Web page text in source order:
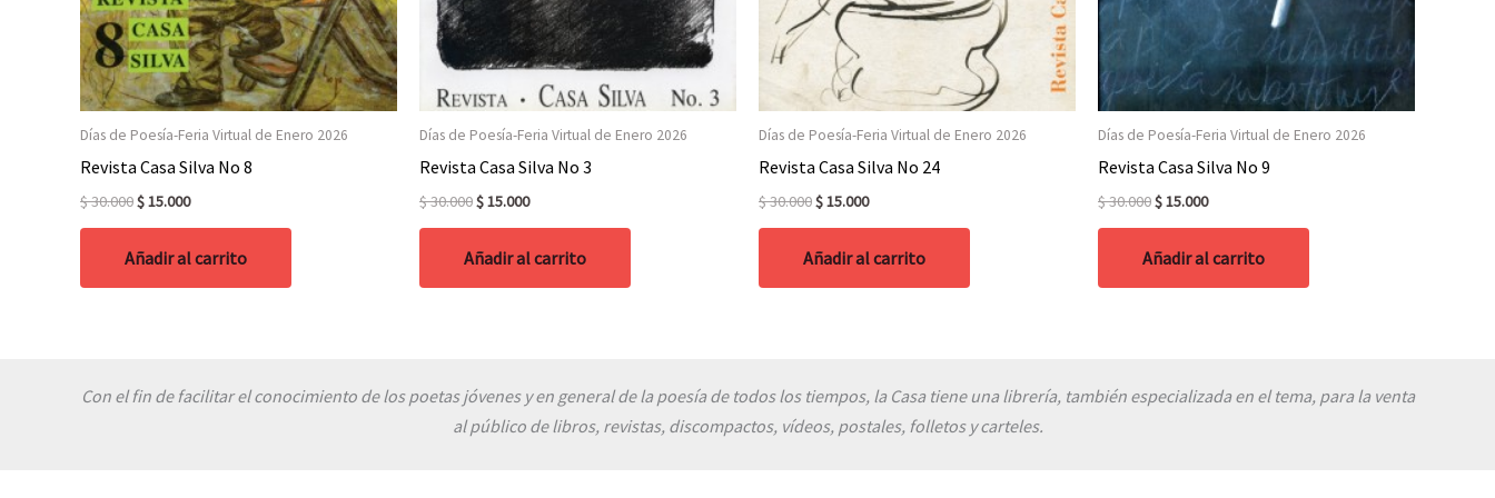
Días de Poesía-Feria Virtual de Enero 2026
Revista Casa Silva No 8
$30.000Original
$ 30.000.
$15.000Current
$ 15.000.
Añadir al carrito
Días de Poesía-Feria Virtual de Enero 2026
Revista Casa Silva No 3
$30.000Original
$ 30.000.
$15.000Current
$ 15.000.
Añadir al carrito
Días de Poesía-Feria Virtual de Enero 2026
Revista Casa Silva No 24
$30.000Original
$ 30.000.
$15.000Current
$ 15.000.
Añadir al carrito
Días de Poesía-Feria Virtual de Enero 2026
Revista Casa Silva No 9
$30.000Original
$ 30.000.
$15.000Current
$ 15.000.
Añadir al carrito
Con el fin de facilitar el conocimiento de los poetas jóvenes y en general de la poesía de todos los tiempos, la Casa tiene una librería, también especializada en el tema, para la venta
al público de libros, revistas, discompactos, vídeos, postales, folletos y carteles.